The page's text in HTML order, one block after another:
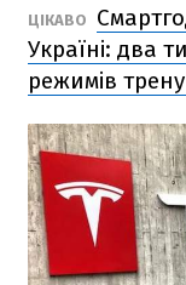
ЦІКАВО
Україні: два
режимів